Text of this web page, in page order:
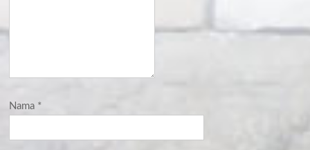
Nama *